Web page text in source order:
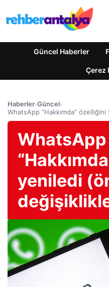
Güncel Haberler
Çerez
Haberler›Güncel›
WhatsApp “Hakkımda”
WhatsApp
yeniledi